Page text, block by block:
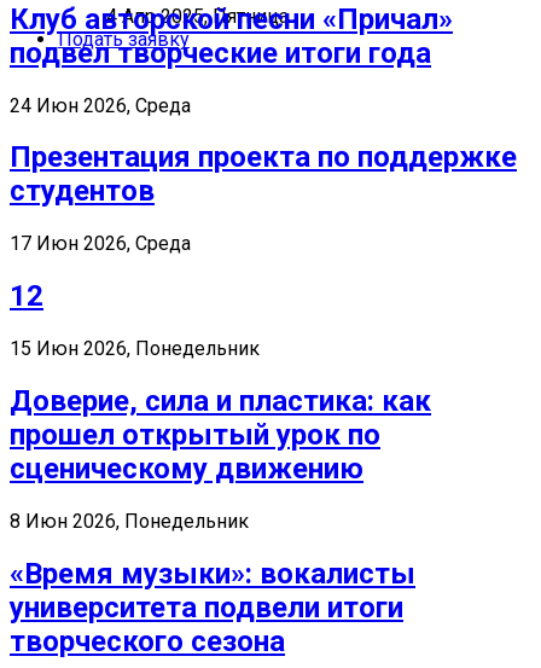
4 Апр 2025, Пятница
Подать заявку
Клуб авторской песни «Причал»
подвел творческие итоги года
24 Июн 2026, Среда
Презентация проекта по поддержке
студентов
17 Июн 2026, Среда
12
15 Июн 2026, Понедельник
Доверие, сила и пластика: как
прошел открытый урок по
сценическому движению
8 Июн 2026, Понедельник
«Время музыки»: вокалисты
университета подвели итоги
творческого сезона